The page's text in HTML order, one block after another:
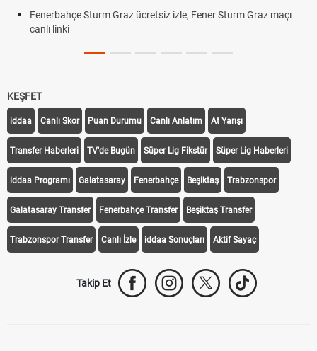
Fenerbahçe Sturm Graz ücretsiz izle, Fener Sturm Graz maçı
canlı linki
KEŞFET
iddaa Canlı Skor Puan Durumu Canlı Anlatım At Yarışı
Transfer Haberleri TV'de Bugün Süper Lig Fikstür Süper Lig Haberleri
iddaa Programı Galatasaray Fenerbahçe Beşiktaş Trabzonspor
Galatasaray Transfer Fenerbahçe Transfer Beşiktaş Transfer
Trabzonspor Transfer Canlı İzle iddaa Sonuçları Aktif Sayaç
Takip Et